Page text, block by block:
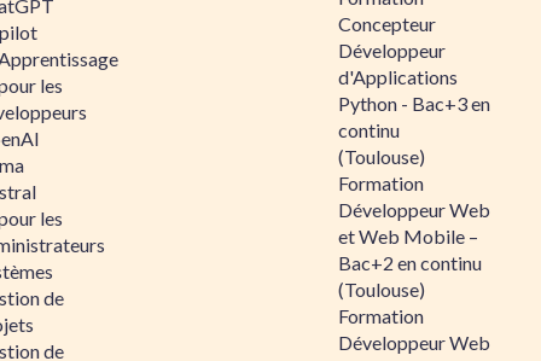
les
les
de
de
Concepteur
Développeur
d'Applications
Python - Bac+3 en
continu
(Toulouse)
Formation
Développeur Web
et Web Mobile –
Bac+2 en continu
(Toulouse)
Formation
Développeur Web